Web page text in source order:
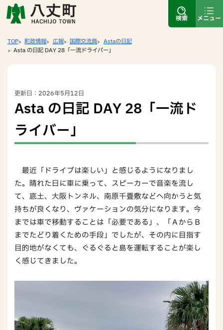
検索 メニュー
TOP 町政情報 広報 国際交流員
Astaの日記
Asta の日記 DAY 28「一流ドライバー」
更新日：2026年5月12日
Asta の日記 DAY 28「一流ド
ライバー」
最近「ドライブは楽しい」と感じるようになりまし
た。晴れた日に車に乗って、スピーカーで音楽を流し
て、底土、大阪トンネル、南原千畳敷などへ向かうと気
持ちが良くなり、ヴァケーションの気分になります。今
までは車で移動することは「必要である」、「ＡからＢ
までたどり着くための手段」でしたが、その内に目指す
目的地がなくても、ぐるぐると島を運転することが楽し
く感じてきました。